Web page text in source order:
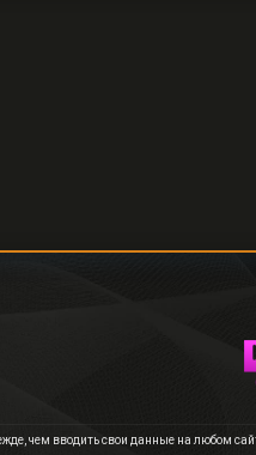
чем вводить свои данные на любом